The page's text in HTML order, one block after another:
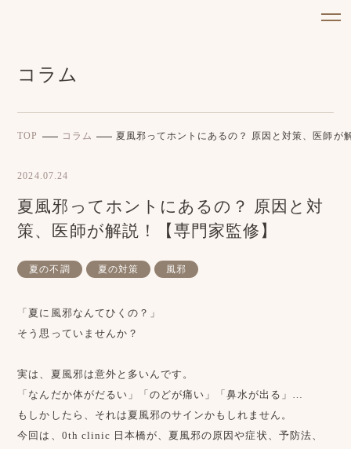
コラム
TOP コラム 夏風邪ってホントにあるの？ 原因と対策、医師が
2024.07.24
夏風邪ってホントにあるの？ 原因と対
策、医師が解説！【専門家監修】
夏の不調 夏の対策 風邪
「夏に風邪なんてひくの？」
そう思っていませんか？
実は、夏風邪は意外と多いんです。
「なんだか体がだるい」「のどが痛い」「鼻水が出る」…
もしかしたら、それは夏風邪のサインかもしれません。
今回は、0th clinic 日本橋が、夏風邪の原因や症状、予防法、